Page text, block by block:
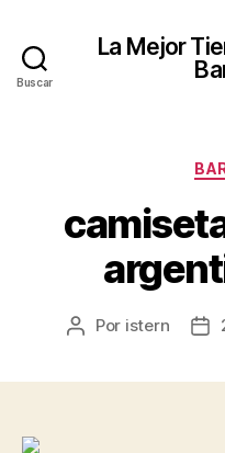
Buscar
La Mejor
Autor
Por istern